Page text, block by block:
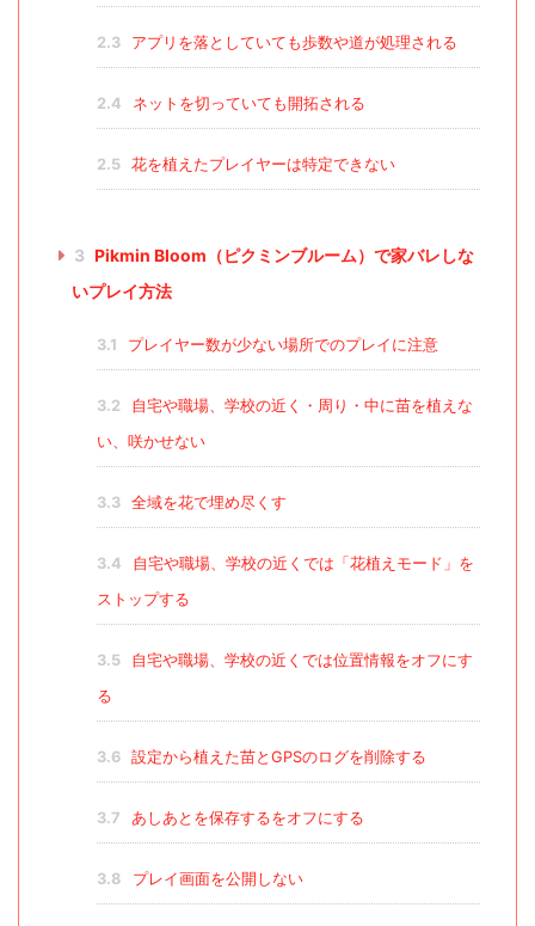
2.3 アプリを落としていても歩数や道が処理される
2.4 ネットを切っていても開拓される
2.5 花を植えたプレイヤーは特定できない
3 Pikmin Bloom（ピクミンブルーム）で家バレしな
いプレイ方法
3.1 プレイヤー数が少ない場所でのプレイに注意
3.2
自宅や職場、学校の近く・周り・中に苗を植えな
い、咲かせない
3.3 全域を花で埋め尽くす
3.4
自宅や職場、学校の近くでは「花植えモード」を
ストップする
3.5
自宅や職場、学校の近くでは位置情報をオフにす
る
3.6 設定から植えた苗とGPSのログを削除する
3.7 あしあとを保存するをオフにする
3.8 プレイ画面を公開しない